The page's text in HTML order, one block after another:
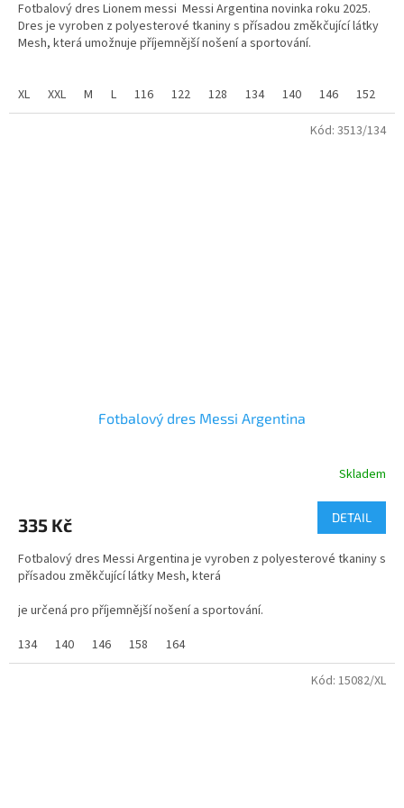
z
5
hvězdiček.
Fotbalový dres Lionem messi Messi Argentina novinka roku 2025.
Dres je vyroben z polyesterové tkaniny s přísadou změkčující látky
Mesh, která umožnuje příjemnější nošení a sportování.
Velikosti dětské od 116 do 158 a velikosti dospělé od S do XXL.
XL XXL M L 116 122 128 134 140 146 152
Fotbalový dres Messi Argentina
je
z
5
Skladem
335 Kč DETAIL
Fotbalový dres Messi Argentina je vyroben z polyesterové tkaniny s
přísadou změkčující látky Mesh, která
je určená pro příjemnější nošení a sportování.
Velikosti dětské od 116 do 158 a velikosti dospělé od S do XXL.
134 140 146 158 164
Kód: 3513/134
Kód: 15082/XL